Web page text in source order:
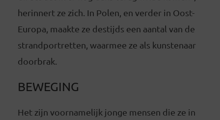
herinnert ze zich. In Polen, en verder in Oost-
Europa, maakte ze destijds een aantal van de
strandportretten, waarmee ze als kunstenaar
doorbrak.
BEWEGING
Het zijn voornamelijk jonge mensen die ze in